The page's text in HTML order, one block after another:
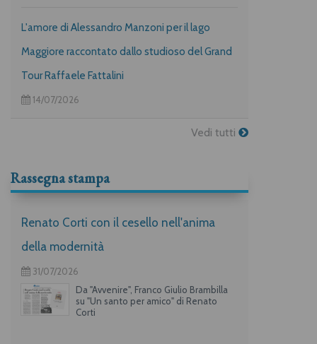
L'amore di Alessandro Manzoni per il lago
Maggiore raccontato dallo studioso del Grand
Tour Raffaele Fattalini
14/07/2026
Vedi tutti
Rassegna stampa
Renato Corti con il cesello nell'anima
della modernità
31/07/2026
Da "Avvenire", Franco Giulio Brambilla
su "Un santo per amico" di Renato
Corti